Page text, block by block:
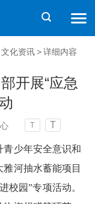
文化资讯 > 详细内容
开展“应急
T T
青少年安全意识和
河抽水蓄能项目
校园”专项活动。